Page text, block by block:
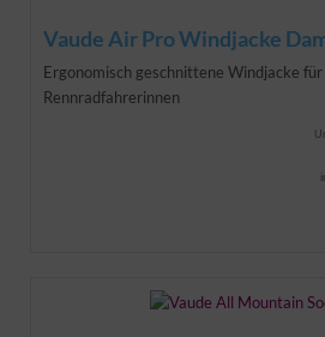
Vaude Air Pro Windjacke
Ergonomisch geschnittene Windjacke
Rennradfahrerinnen